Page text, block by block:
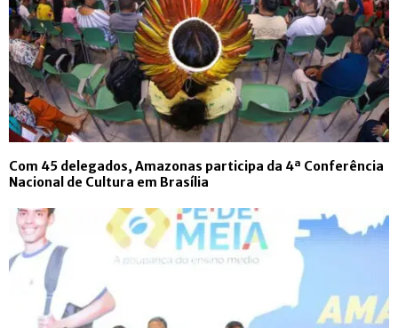
Com 45 delegados, Amazonas participa da 4ª Conferência
Nacional de Cultura em Brasília